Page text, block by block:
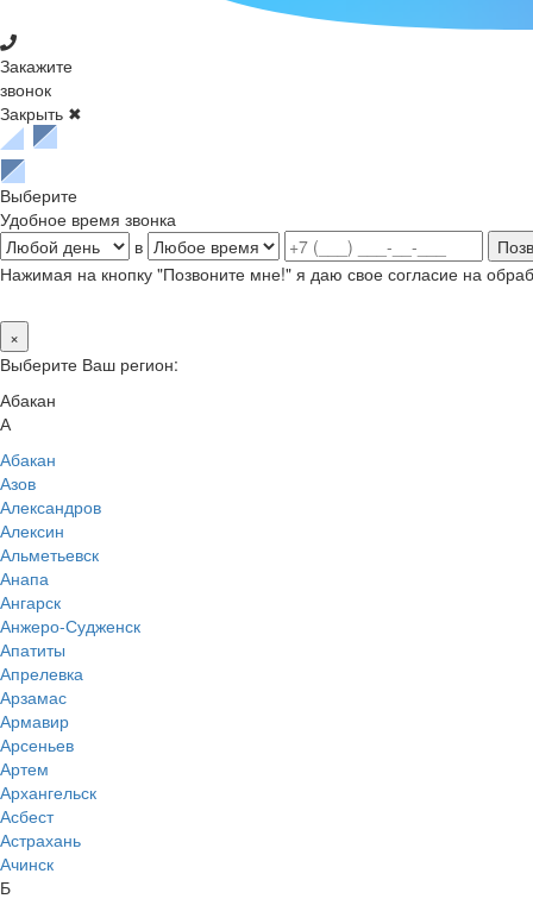
Закажите
звонок
Закрыть ✖
Выберите
Удобное время звонка
в
Нажимая на кнопку "Позвоните мне!" я даю свое согласие на
×
Выберите Ваш регион:
Абакан
А
Абакан
Азов
Александров
Алексин
Альметьевск
Анапа
Ангарск
Анжеро-Судженск
Апатиты
Апрелевка
Арзамас
Армавир
Арсеньев
Артем
Архангельск
Асбест
Астрахань
Ачинск
Б